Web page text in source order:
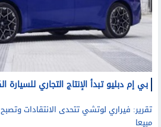
بي إم دبليو تبدأ الإنتاج التجاري للسيارة
تقرير: فيراري لوتشي تتحدى الانتقادات